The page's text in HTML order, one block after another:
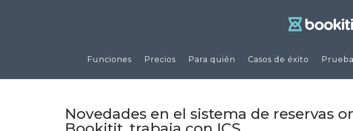
Funciones Precios Para quién Casos de éxito
Novedades en el sistema de reservas